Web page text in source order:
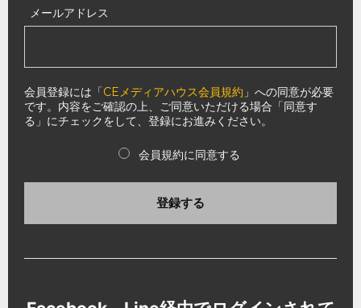
メールアドレス
会員登録には「CEメディアハウス会員規約 」への同意が必要
です。内容をご確認の上、ご同意いただける場合「同意す
る」にチェックをして、登録にお進みください。
会員規約に同意する
登録する